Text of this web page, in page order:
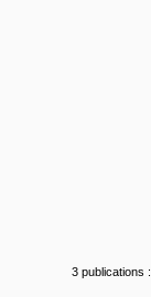
3 publications :